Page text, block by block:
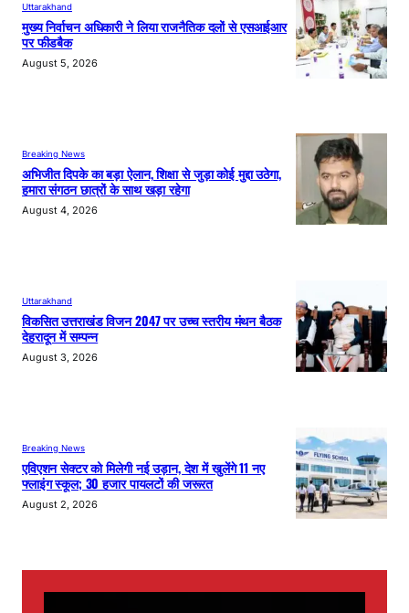
Uttarakhand
मुख्य निर्वाचन अधिकारी ने लिया राजनैतिक दलों से एसआईआर
पर फीडबैक
August 5, 2026
Breaking News
अभिजीत दिपके का बड़ा ऐलान, शिक्षा से जुड़ा कोई मुद्दा उठेगा,
हमारा संगठन छात्रों के साथ खड़ा रहेगा
August 4, 2026
Uttarakhand
विकसित उत्तराखंड विजन 2047 पर उच्च स्तरीय मंथन बैठक
देहरादून में सम्पन्न
August 3, 2026
Breaking News
एविएशन सेक्टर को मिलेगी नई उड़ान, देश में खुलेंगे 11 नए
फ्लाइंग स्कूल; 30 हजार पायलटों की जरूरत
August 2, 2026